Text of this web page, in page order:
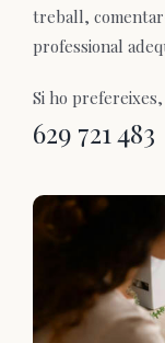
treball,
professional
Si ho
629 721 483